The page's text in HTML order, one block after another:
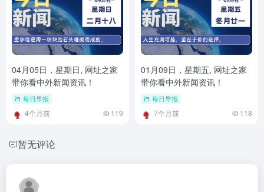
04月05日，星期日, 网址之家
带你看中外新闻资讯！
每日早报
4个月前 119
01月09日，星期五, 网址之家
带你看中外新闻资讯！
每日早报
7个月前 118
暂无评论